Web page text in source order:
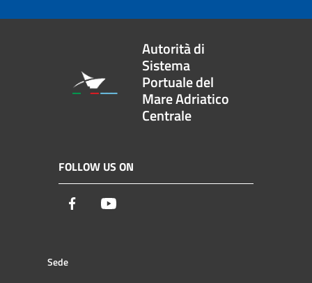
Autorità di
Sistema
Portuale del
Mare Adriatico
Centrale
FOLLOW US ON
Facebook
Sede